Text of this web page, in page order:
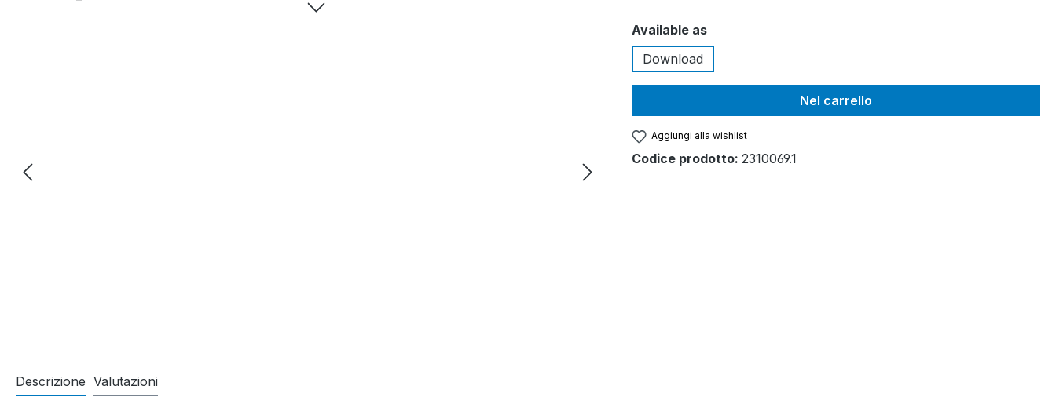
Seleziona
Available as
Download
Nel carrello
Aggiungi alla wishlist
Codice prodotto: 2310069.1
Descrizione Valutazioni